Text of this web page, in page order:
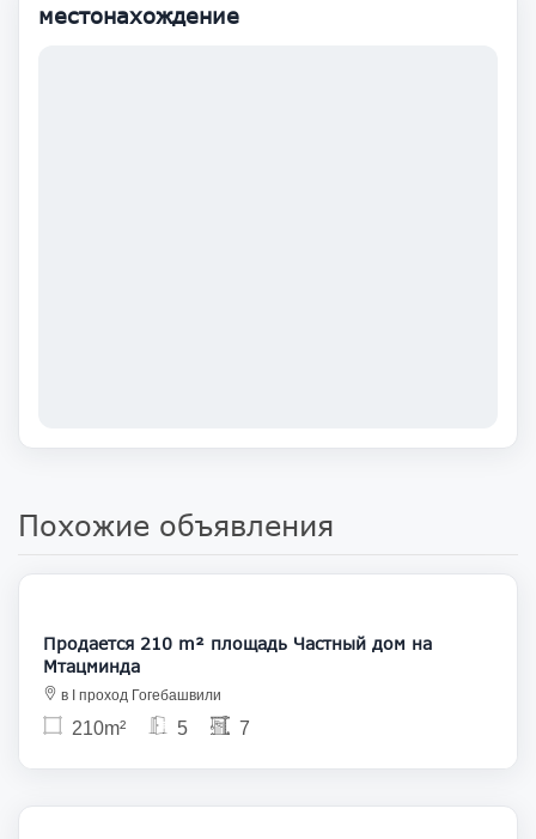
местонахождение
Похожие объявления
356 000
Продается 210 m² площадь Частный дом на
Мтацминда
в I проход Гогебашвили
210m² 5 7
400 000